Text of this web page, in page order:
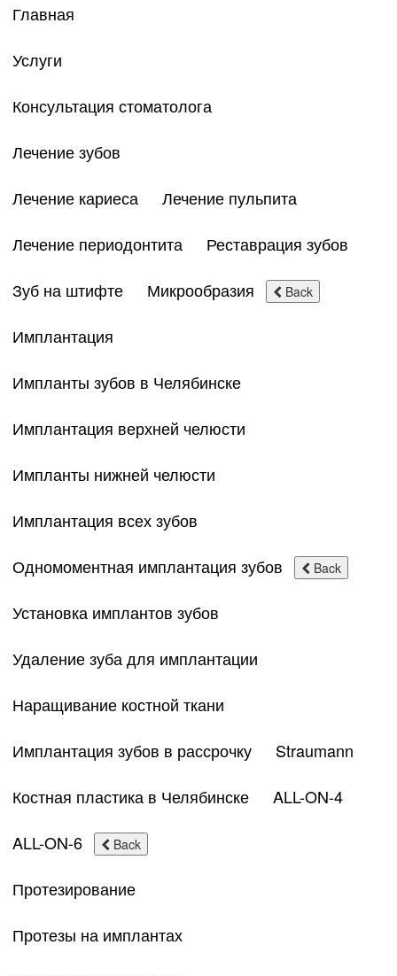
Главная
Услуги
Консультация стоматолога
Лечение зубов
Лечение кариеса
Лечение пульпита
Лечение периодонтита
Реставрация зубов
Зуб на штифте
Микрообразия Back
Имплантация
Импланты зубов в Челябинске
Имплантация верхней челюсти
Импланты нижней челюсти
Имплантация всех зубов
Одномоментная имплантация зубов
Back
Установка имплантов зубов
Удаление зуба для имплантации
Наращивание костной ткани
Имплантация зубов в рассрочку
Straumann
Костная пластика в Челябинске
ALL-ON-4
ALL-ON-6
Back
Протезирование
Протезы на имплантах